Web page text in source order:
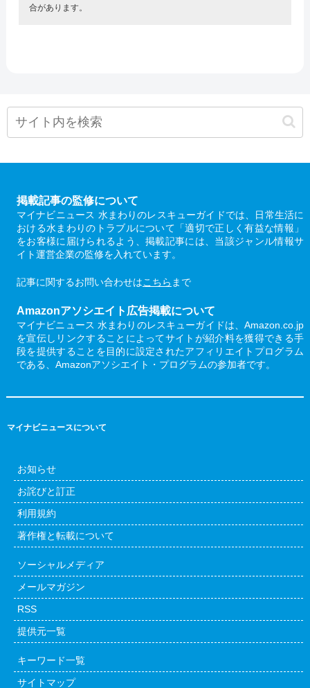
合があります。
掲載記事の監修について
マイナビニュース 水まわりのレスキューガイドでは、日常生活に
おける水まわりのトラブルについて「適切で正しく有益な情報」
をお客様に届けられるよう、掲載記事には、当該ジャンル情報サ
イト運営企業の監修を入れています。
記事に関するお問い合わせはこちら まで
Amazonアソシエイト広告掲載について
マイナビニュース 水まわりのレスキューガイドは、Amazon.co.jp
を宣伝しリンクすることによってサイトが紹介料を獲得できる手
段を提供することを目的に設定されたアフィリエイトプログラム
である、Amazonアソシエイト・プログラムの参加者です。
マイナビニュースについて
お知らせ
お詫びと訂正
利用規約
著作権と転載について
ソーシャルメディア
メールマガジン
RSS
提供元一覧
キーワード一覧
サイトマップ